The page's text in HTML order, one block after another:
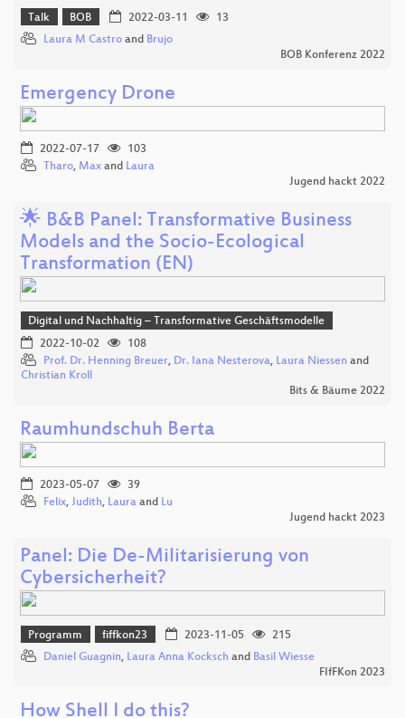
Talk BOB 2022-03-11
13
Laura M Castro and Brujo
BOB Konferenz 2022
Emergency Drone
2022-07-17
103
Tharo, Max and Laura
Jugend hackt 2022
🌟 B&B Panel: Transformative Business
Models and the Socio-Ecological
Transformation (EN)
Digital und Nachhaltig – Transformative Geschäftsmodelle
2022-10-02
108
Prof. Dr. Henning Breuer, Dr. Iana Nesterova, Laura Niessen and
Christian Kroll
Bits & Bäume 2022
Raumhundschuh Berta
2023-05-07
39
Felix, Judith, Laura and Lu
Jugend hackt 2023
Panel: Die De-Militarisierung von
Cybersicherheit?
Programm fiffkon23 2023-11-05
215
Daniel Guagnin, Laura Anna Kocksch and Basil Wiesse
FIfFKon 2023
How Shell I do this?